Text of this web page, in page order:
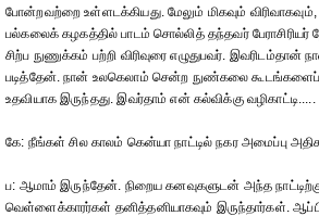
போன்றவற்றை உள்ளடக்கியது. மேலும் மிகவும்
பல்கலைக் கழகத்தில் பாடம் சொல்லித் தந்தவர்
சிற்ப நுணுக்கம் பற்றி விரிவுரை எழுதுபவர்.
படித்தேன். நான் உலகெலாம் சென்ற நுண்கலை கூடங்களைப்
உதவியாக இருந்தது. இவர்தாம் என் கல்விக்கு வழிகாட்டி.....
கே: நீங்கள் சில காலம் கென்யா நாட்டில் நகர அமைப்பு
ப: ஆமாம் இருந்தேன். நிறைய கனவுகளுடன் அந்த
வெள்ளைக்காரர்கள் தனித்தனியாகவும் இருந்தார்கள்.